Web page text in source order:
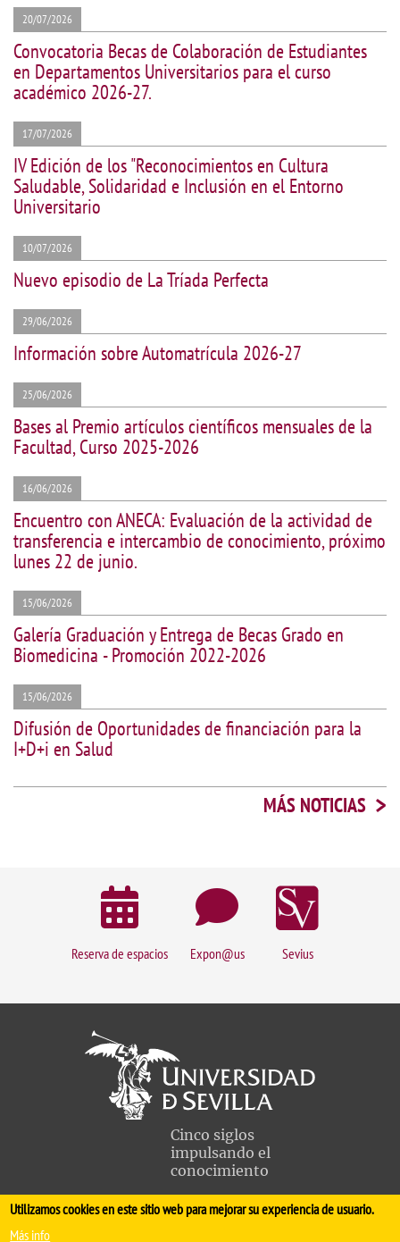
20/07/2026
Convocatoria Becas de Colaboración de Estudiantes
en Departamentos Universitarios para el curso
académico 2026-27.
17/07/2026
IV Edición de los "Reconocimientos en Cultura
Saludable, Solidaridad e Inclusión en el Entorno
Universitario
10/07/2026
Nuevo episodio de La Tríada Perfecta
29/06/2026
Información sobre Automatrícula 2026-27
25/06/2026
Bases al Premio artículos científicos mensuales de la
Facultad, Curso 2025-2026
16/06/2026
Encuentro con ANECA: Evaluación de la actividad de
transferencia e intercambio de conocimiento, próximo
lunes 22 de junio.
15/06/2026
Galería Graduación y Entrega de Becas Grado en
Biomedicina - Promoción 2022-2026
15/06/2026
Difusión de Oportunidades de financiación para la
I+D+i en Salud
MÁS NOTICIAS >
Reserva de espacios Expon@us Sevius
Cinco siglos
impulsando el
conocimiento
FACULTAD DE MEDICINA
Utilizamos cookies en este sitio web para mejorar su experiencia de usuario.
Más info